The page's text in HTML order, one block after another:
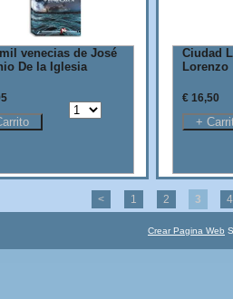
venecias de José
De la Iglesia
Ciudad
Lorenzo
€ 16,50
< 1 2 3 4
Crear Pagina Web